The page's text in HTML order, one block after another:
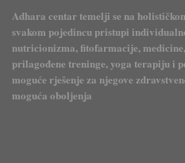
Adhara centar temelji se na
svakom pojedincu pristupi
nutricionizma, fitofarmacije,
prilagođene treninge, yoga terapiju i
moguće rješenje za njegove
moguća oboljenja